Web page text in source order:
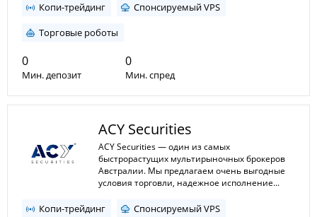
Копи-трейдинг
Спонсируемый VPS
Торговые роботы
0
Мин. депозит
0
Мин. спред
Макс. плечо
ACY Securities
ACY Securities — один из самых
быстрорастущих мультирыночных брокеров
Австралии. Мы предлагаем очень выгодные
условия торговли, надежное исполнение...
Копи-трейдинг
Спонсируемый VPS